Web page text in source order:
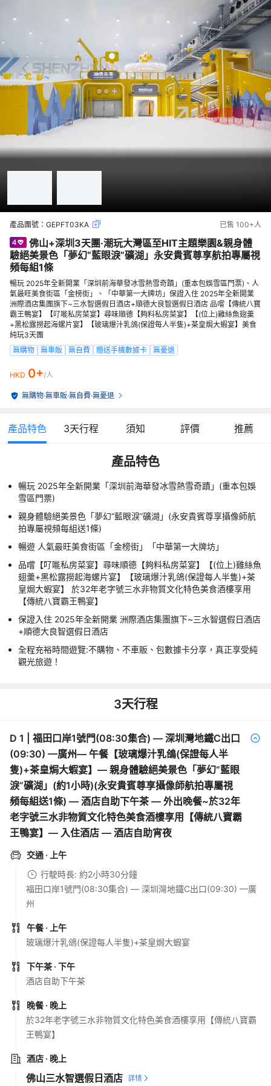
產品團號： GEPFT03KA 已售 100+人
佛山+深圳3天團·潮玩大灣區至HIT主題樂園&親身體
驗絕美景色「夢幻“藍眼淚”礦湖」永安貴賓尊享航拍專屬視
頻每組1條
暢玩 2025年全新開業「深圳前海華發冰雪熱雪奇蹟」(重本包娛雪區門票)、人
氣最旺美食街區「金榜街」、「中華第一大牌坊」保證入住 2025年全新開業
洲際酒店集團旗下~三水智選假日酒店+順德大良智選假日酒店 品嚐【傳統八寶
霸王鴨宴】【𠮩𠹌私房菜宴】尋味順德【夠料私房菜宴】【(位上)雞絲魚翅羹
+黑松露撈起海螺片宴】【玻璃爆汁乳鴿(保證每人半隻)+茶皇焗大蝦宴】美食
純玩3天團
無購物
無車販 無自費 贈送手機數據卡 無憂退
HKD 0+/人
無購物·無車販·無自費·無憂退
產品特色 3天行程 須知 評價 推薦
產品特色
暢玩 2025年全新開業「深圳前海華發冰雪熱雪奇蹟」(重本包娛
雪區門票)
親身體驗絕美景色「夢幻“藍眼淚”礦湖」(永安貴賓尊享攝像師航
拍專屬視頻每組送1條)
暢遊 人氣最旺美食街區「金榜街」「中華第一大牌坊」
品嚐【𠮩𠹌私房菜宴】尋味順德【夠料私房菜宴】【(位上)雞絲魚
翅羹+黑松露撈起海螺片宴】【玻璃爆汁乳鴿(保證每人半隻)+茶
皇焗大蝦宴】 於32年老字號三水非物質文化特色美食酒樓享用
【傳統八寶霸王鴨宴】
保證入住 2025年全新開業 洲際酒店集團旗下~三水智選假日酒店
+順德大良智選假日酒店
全程充裕時間遊覽:不購物、不車販、包數據卡分享，真正享受純
觀光旅遊！
3天行程
D 1
福田口岸1號門(08:30集合) — 深圳灣地鐵C出口
(09:30) —廣州— 午餐【玻璃爆汁乳鴿(保證每人半
隻)+茶皇焗大蝦宴】— 親身體驗絕美景色「夢幻“藍眼
淚”礦湖」(約1小時)(永安貴賓尊享攝像師航拍專屬視
頻每組送1條) — 酒店自助下午茶 — 外出晚餐~於32年
老字號三水非物質文化特色美食酒樓享用【傳統八寶霸
王鴨宴】— 入住酒店 — 酒店自助宵夜
交通 · 上午
行駛時長: 約2小時30分鐘
福田口岸1號門(08:30集合) — 深圳灣地鐵C出口(09:30) —廣
州
午餐 · 上午
玻璃爆汁乳鴿(保證每人半隻)+茶皇焗大蝦宴
下午茶 · 下午
酒店自助下午茶
晚餐 · 晚上
於32年老字號三水非物質文化特色美食酒樓享用【傳統八寶霸
王鴨宴】
酒店 · 晚上
佛山三水智選假日酒店